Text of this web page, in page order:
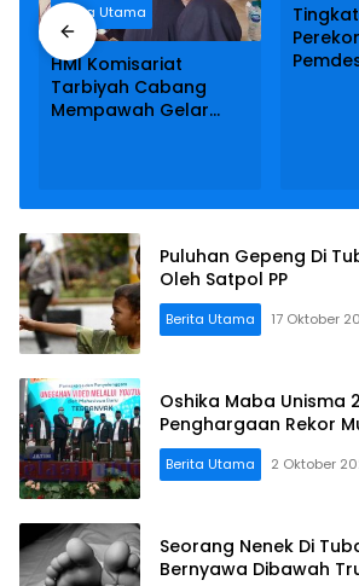
Berita Utama
HMI Komisariat
Tarbiyah Cabang
Mempawah Gelar
Puluhan Gepeng Di
Oleh Satpol PP
Berita Utama 17 Oktober
Oshika Maba Unisma
Penghargaan Rekor
Berita Utama 2 Oktober
Seorang Nenek Di
Bernyawa Dibawah